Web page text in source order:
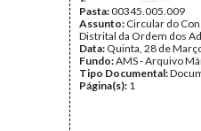
Pasta:00345.005.009
Assunto: Circular do
Distrital da Ordem dos
Data: Quinta, 28 de
Fundo:AMS - Arquivo
Tipo Documental:
Página(s): 1